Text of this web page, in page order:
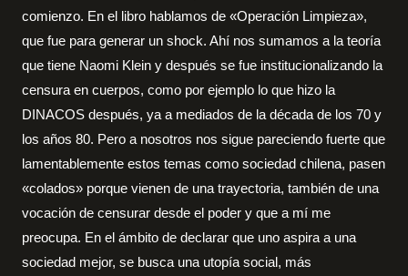
comienzo. En el libro hablamos de «Operación Limpieza»,
que fue para generar un shock. Ahí nos sumamos a la teoría
que tiene Naomi Klein y después se fue institucionalizando la
censura en cuerpos, como por ejemplo lo que hizo la
DINACOS después, ya a mediados de la década de los 70 y
los años 80. Pero a nosotros nos sigue pareciendo fuerte que
lamentablemente estos temas como sociedad chilena, pasen
«colados» porque vienen de una trayectoria, también de una
vocación de censurar desde el poder y que a mí me
preocupa. En el ámbito de declarar que uno aspira a una
sociedad mejor, se busca una utopía social, más